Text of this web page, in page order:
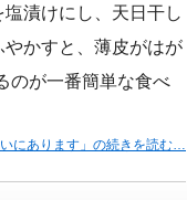
塩漬けにし、天日干し
かすと、薄皮がはが
のが一番簡単な食べ
にあります」の続きを読む…